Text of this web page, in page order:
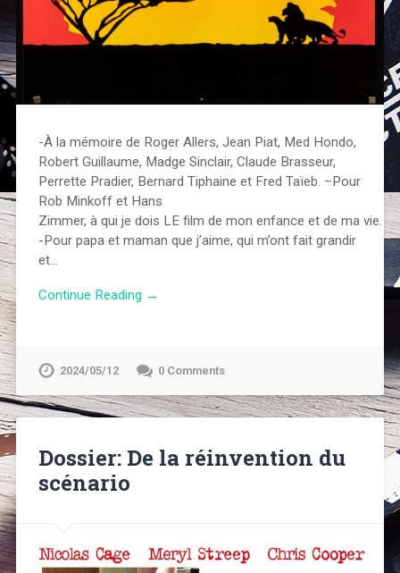
-À la mémoire de Roger Allers, Jean Piat, Med Hondo,
Robert Guillaume, Madge Sinclair, Claude Brasseur,
Perrette Pradier, Bernard Tiphaine et Fred Taïeb. –Pour
Rob Minkoff et Hans
Zimmer, à qui je dois LE film de mon enfance et de ma vie.
-Pour papa et maman que j’aime, qui m’ont fait grandir
et…
Continue Reading →
2024/05/12 0 Comments
Dossier: De la réinvention du
scénario